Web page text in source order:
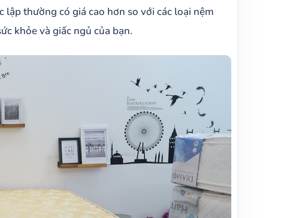
thường có giá cao hơn so với các loại nệm
khỏe và giấc ngủ của bạn.